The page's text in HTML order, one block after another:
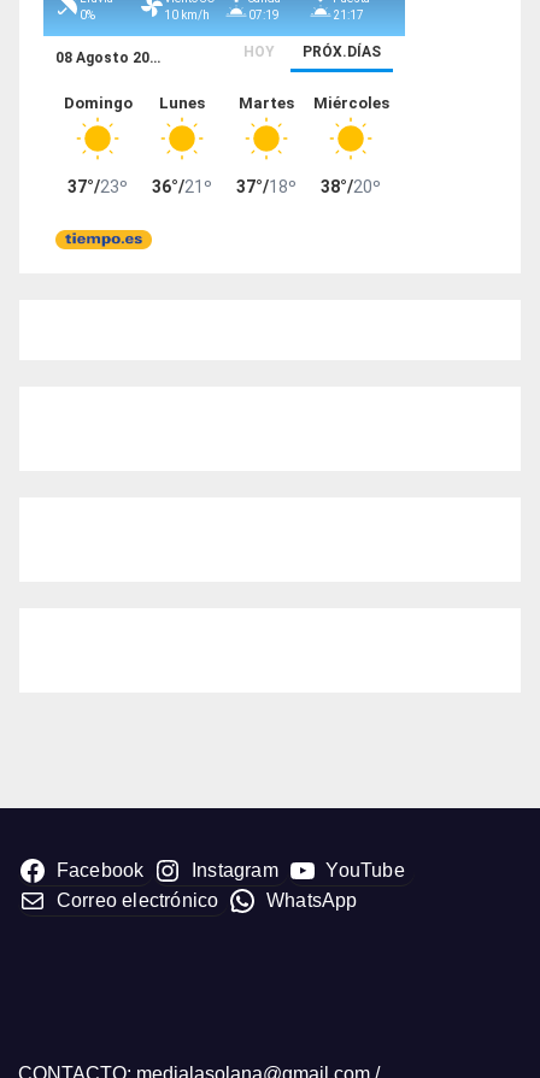
Facebook Instagram
YouTube
Correo electrónico
WhatsApp
CONTACTO: medialasolana@gmail.com /